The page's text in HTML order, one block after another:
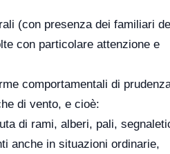
(con presenza dei familiari
con particolare attenzione e
comportamentali di
di vento, e cioè:
di rami, alberi, pali,
anche in situazioni ordinarie,